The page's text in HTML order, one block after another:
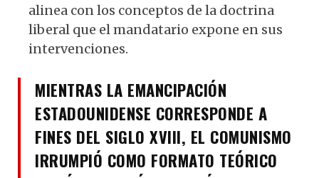
alinea con los conceptos de la doctrina
liberal que el mandatario expone en sus
intervenciones.
MIENTRAS LA EMANCIPACIÓN
ESTADOUNIDENSE CORRESPONDE A
FINES DEL SIGLO XVIII, EL COMUNISMO
IRRUMPIÓ COMO FORMATO TEÓRICO